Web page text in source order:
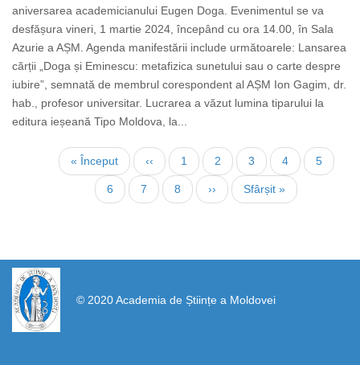
aniversarea academicianului Eugen Doga. Evenimentul se va
desfășura vineri, 1 martie 2024, începând cu ora 14.00, în Sala
Azurie a AȘM. Agenda manifestării include următoarele: Lansarea
cărții „Doga și Eminescu: metafizica sunetului sau o carte despre
iubire”, semnată de membrul corespondent al AȘM Ion Gagim, dr.
hab., profesor universitar. Lucrarea a văzut lumina tiparului la
editura ieșeană Tipo Moldova, la...
Нумерация
страниц
Первая
страница
« Început ←
‹‹ Страница
1
Текущая
страница
2 Страница
3 Страница
4 5
Страница
6 Страница
7 Страница
8
Следующая
страница
››
Последняя
страница
Sfârșit »
© 2020 Academia de Științe a Moldovei
https://propletenie.ru/